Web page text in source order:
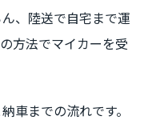
、陸送で自宅まで運
方法でマイカーを受
車までの流れです。